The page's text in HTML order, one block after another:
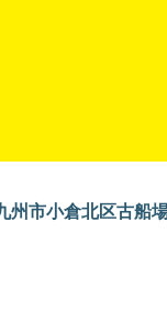
州市小倉北区古船